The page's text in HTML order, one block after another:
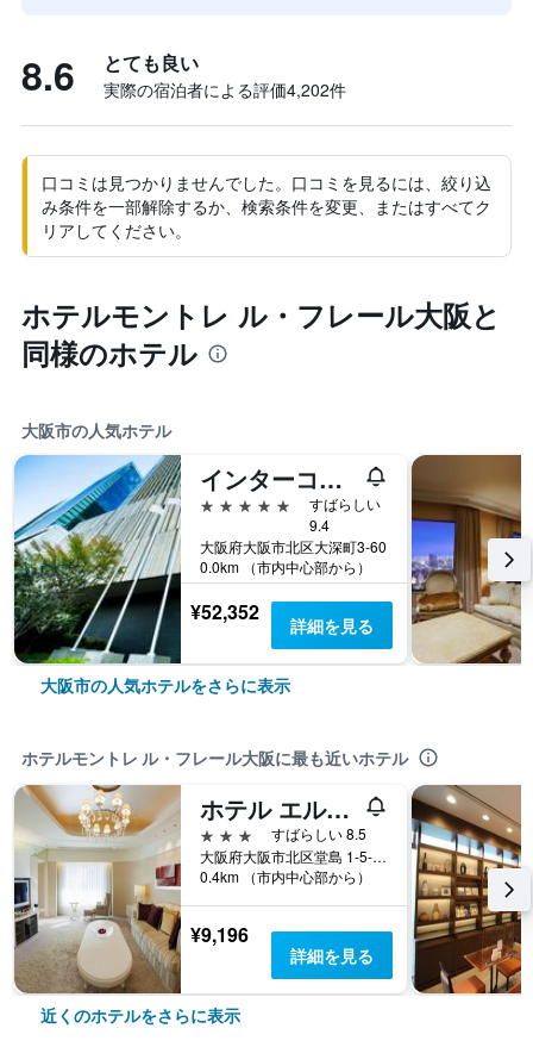
8.6 とても良い
実際の宿泊者による評価4,202​件
口コミは見つかりませんでした。口コミを見るには、絞り込
み条件を一部解除するか、検索条件を変更、またはすべてク
リアしてください。
ホテルモントレ ル・フレール大阪と
同様のホテル
大阪市の人気ホテル
インターコンチネンタルホテル大阪
5つ星
すばらしい
9.4
大阪府大阪市北区大深町3-60
0.0km （市内中心部から）
¥52,352 詳細を見る
大阪市の人気ホテルをさらに表示
ホテルモントレ ル・フレール大阪に最も近いホテル
ホテル エルセラーン大阪
3つ星
すばらしい 8.5
大阪府大阪市北区堂島 1-5-25
0.4km （市内中心部から）
¥9,196
詳細を見る
近くのホテルをさらに表示